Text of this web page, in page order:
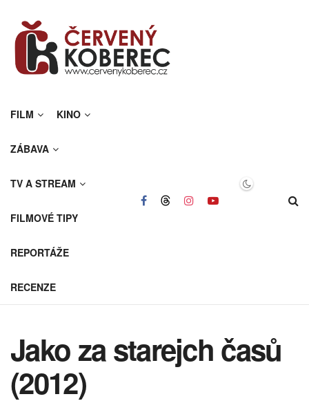
FILM KINO
ZÁBAVA
TV A STREAM
FILMOVÉ TIPY
REPORTÁŽE
RECENZE
Jako za starejch časů
(2012)